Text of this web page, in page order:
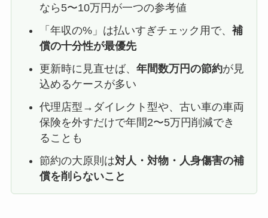
なら5〜10万円が一つの参考値
「年収の%」は払いすぎチェック用で、 補
償の十分性が最優先
更新時に見直せば、 年間数万円の節約が見
込めるケースが多い
代理店型→ダイレクト型や、古い車の車両
保険を外すだけで年間2〜5万円削減でき
ることも
節約の大原則は対人・対物・人身傷害の補
償を削らないこと